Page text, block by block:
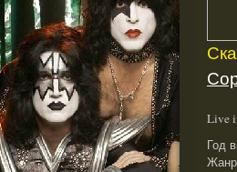
Live
Год